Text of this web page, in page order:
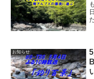
お知らせ